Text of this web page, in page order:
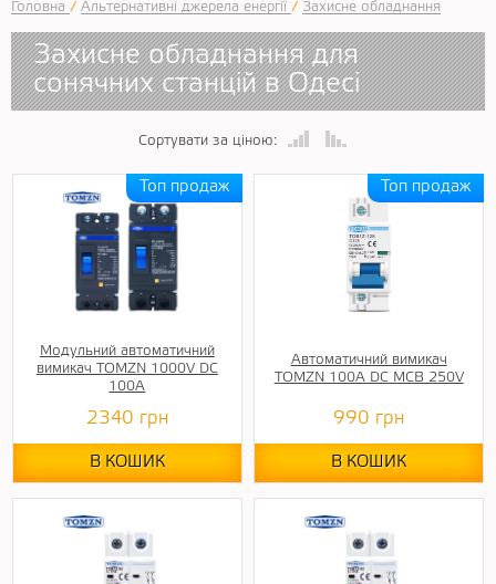
Головна / Альтернативні джерела енергії / Захисне обладнання
Захисне обладнання для
сонячних станцій в Одесі
Сортувати за ціною:
Модульний автоматичний
вимикач TOMZN 1000V DC
100А
2340 грн
В КОШИК
Автоматичний вимикач
TOMZN 100A DC MCB 250V
990 грн
В КОШИК